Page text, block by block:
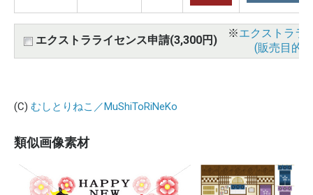
エクストラライセンス申請(3,300円)
※エクストララ
(販売目的
(C) むしとりねこ／MuShiToRiNeKo
類似画像素材